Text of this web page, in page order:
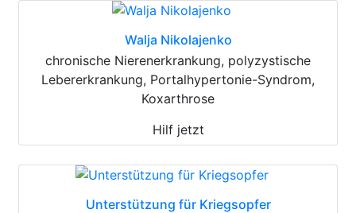
Walja Nikolajenko
chronische Nierenerkrankung, polyzystische
Lebererkrankung, Portalhypertonie-Syndrom,
Koxarthrose
Hilf jetzt
Unterstützung für Kriegsopfer